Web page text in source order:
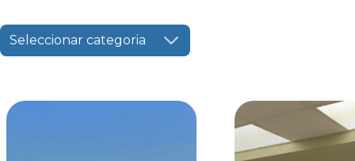
Seleccionar categoria